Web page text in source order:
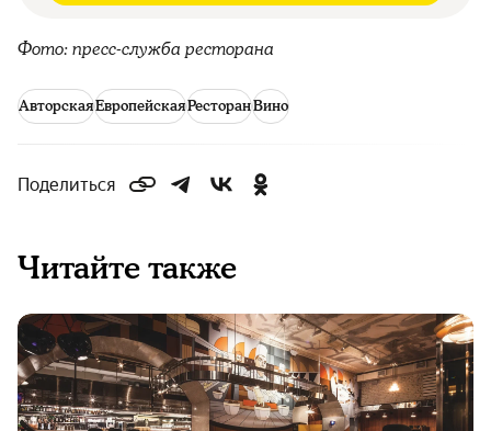
Фото: пресс-служба ресторана
АвторскаяЕвропейскаяРесторанВино
Поделиться
Читайте также